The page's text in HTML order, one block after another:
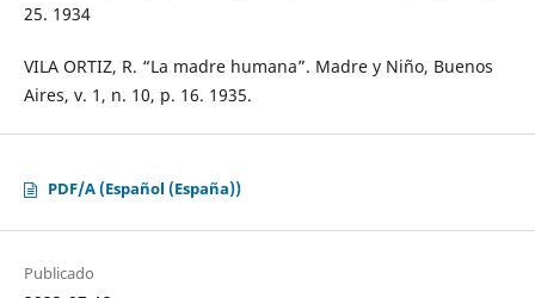
25. 1934
VILA ORTIZ, R. “La madre humana”. Madre y Niño, Buenos
Aires, v. 1, n. 10, p. 16. 1935.
PDF/A (Español (España))
Publicado